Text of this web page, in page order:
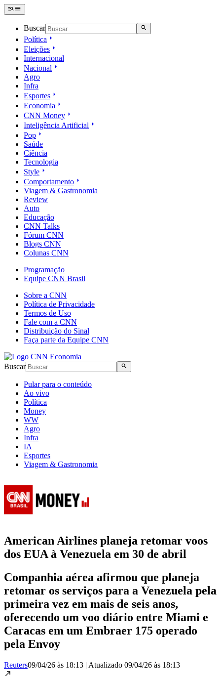
Buscar
Política
Eleições
Internacional
Nacional
Agro
Infra
Esportes
Economia
CNN Money
Inteligência Artificial
Pop
Saúde
Ciência
Tecnologia
Style
Comportamento
Viagem & Gastronomia
Review
Auto
Educação
CNN Talks
Fórum CNN
Blogs CNN
Colunas CNN
Programação
Equipe CNN Brasil
Sobre a CNN
Política de Privacidade
Termos de Uso
Fale com a CNN
Distribuição do Sinal
Faça parte da Equipe CNN
Buscar
Pular para o conteúdo
Ao vivo
Política
Money
WW
Agro
Infra
IA
Esportes
Viagem & Gastronomia
American Airlines planeja retomar voos
dos EUA à Venezuela em 30 de abril
Companhia aérea afirmou que planeja
retomar os serviços para a Venezuela pela
primeira vez em mais de seis anos,
oferecendo um voo diário entre Miami e
Caracas em um Embraer 175 operado
pela Envoy
Reuters09/04/26 às 18:13 | Atualizado 09/04/26 às 18:13